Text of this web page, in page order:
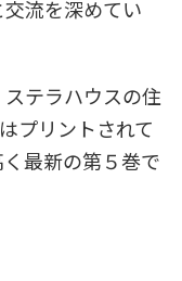
流を深めてい
テラハウスの住
プリントされて
最新の第５巻で